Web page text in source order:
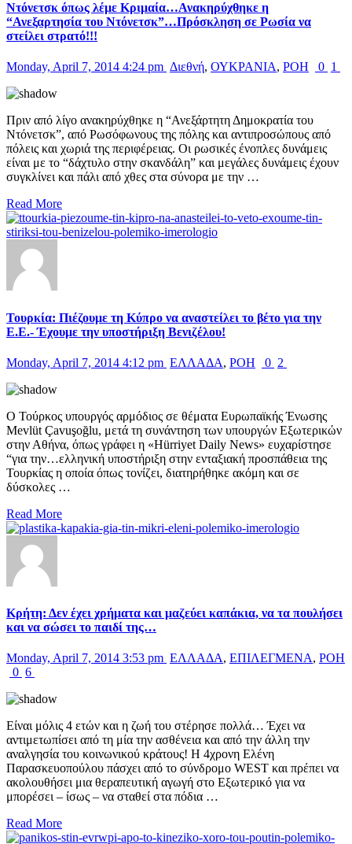
Ντόνετσκ όπως λέμε Κριμαία…Ανακηρύχθηκε η
“Ανεξαρτησία του Ντόνετσκ”…Πρόσκληση σε Ρωσία να
στείλει στρατό!!!
Monday, April 7, 2014 4:24 pm Διεθνή, ΟΥΚΡΑΝΙΑ, ΡΟΗ 0 1
Πριν από λίγο ανακηρύχθηκε η “Ανεξάρτητη Δημοκρατία του
Ντόνετσκ”, από Ρωσόφωνους της πόλης και αντιπροσώπους από
πόλεις και χωριά της περιφέρειας. Οι ρωσικές ένοπλες δυνάμεις
είναι με το “δάχτυλο στην σκανδάλη” και μεγάλες δυνάμεις έχουν
συγκλίνει και πάλι από χθες στα σύνορα με την …
Read More
Τουρκία: Πιέζουμε τη Κύπρο να αναστείλει το βέτο για την
Ε.Ε.- Έχουμε την υποστήριξη Βενιζέλου!
Monday, April 7, 2014 4:12 pm ΕΛΛΑΔΑ, ΡΟΗ 0 2
O Τούρκος υπουργός αρμόδιος σε θέματα Ευρωπαϊκής Ένωσης
Mevlüt Çavuşoğlu, μετά τη συνάντηση των υπουργών Εξωτερικών
στην Αθήνα, όπως γράφει η «Hürriyet Daily News» ευχαρίστησε
“για την…ελληνική υποστήριξη στην ενταξιακή προσπάθεια της
Τουρκίας η οποία όπως τονίζει, διατηρήθηκε ακόμη και σε
δύσκολες …
Read More
Κρήτη: Δεν έχει χρήματα και μαζεύει καπάκια, να τα πουλήσει
και να σώσει το παιδί της…
Monday, April 7, 2014 3:53 pm ΕΛΛΑΔΑ, ΕΠΙΛΕΓΜΕΝΑ, ΡΟΗ
0 6
Είναι μόλις 4 ετών και η ζωή του στέρησε πολλά… Έχει να
αντιμετωπίσει από τη μία την ασθένεια και από την άλλη την
αναλγησία του κοινωνικού κράτους! Η 4χρονη Ελένη
Παρασκευοπούλου πάσχει από το σύνδρομο WEST και πρέπει να
ακολουθήσει μια θεραπευτική αγωγή στο Εξωτερικό για να
μπορέσει – ίσως – να σταθεί στα πόδια …
Read More